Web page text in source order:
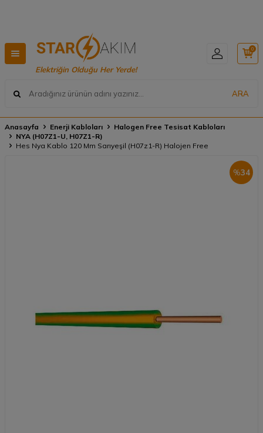
Elektriğin Olduğu Her Yerde!
ARA
0
Anasayfa Enerji Kabloları
Halogen Free Tesisat Kabloları
NYA (H07Z1-U, H07Z1-R)
Hes Nya Kablo 120 Mm Sarıyeşil (H07z1-R) Halojen Free
%34